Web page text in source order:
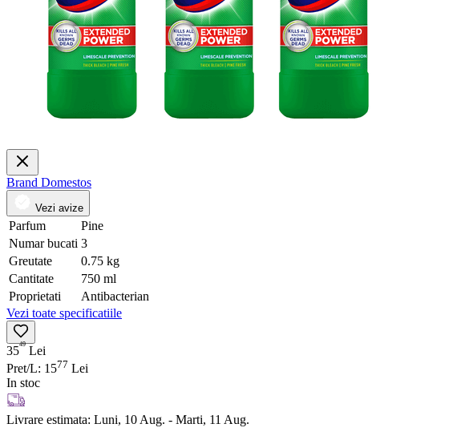
Brand Domestos
Vezi avize
Parfum
Pine
Numar bucati 3
Greutate
0.75 kg
Cantitate
750 ml
Proprietati
Antibacterian
Vezi toate specificatiile
3549 Lei
Pret/L: 1577 Lei
In stoc
Livrare estimata: Luni, 10 Aug. - Marti, 11 Aug.